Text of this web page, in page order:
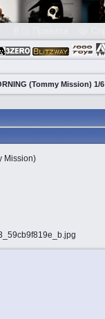
(Tommy Mission) 1/6
Mission)